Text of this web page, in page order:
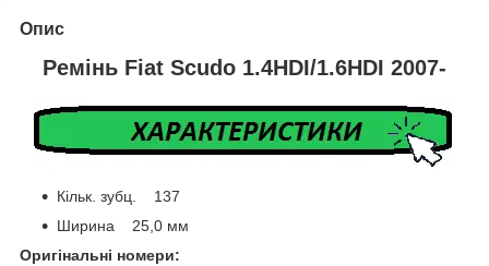
Опис
Ремінь Fiat Scudo 1.4HDI/1.6HDI 2007-
Кільк. зубц. 137
Ширина 25,0 мм
Оригінальні номери: